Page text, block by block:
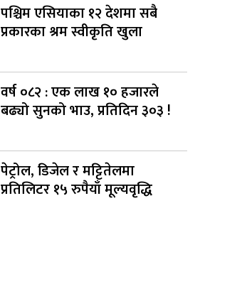
पश्चिम एसियाका १२ देशमा सबै
प्रकारका श्रम स्वीकृति खुला
वर्ष ०८२ : एक लाख १० हजारले
बढ्यो सुनको भाउ, प्रतिदिन ३०३ !
पेट्रोल, डिजेल र मट्टितेलमा
प्रतिलिटर १५ रुपैयाँ मूल्यवृद्धि